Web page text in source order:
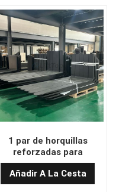
1 par de horquillas
reforzadas para
montacargas al por
mayor 1.5T/2200 100*45
Añadir A La Cesta